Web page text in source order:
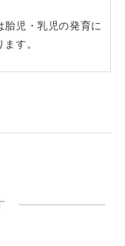
児・乳児の発育に
す。